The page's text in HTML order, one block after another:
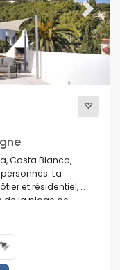
Next
Costa Blanca,
La
et résidentiel, à
de la plage de